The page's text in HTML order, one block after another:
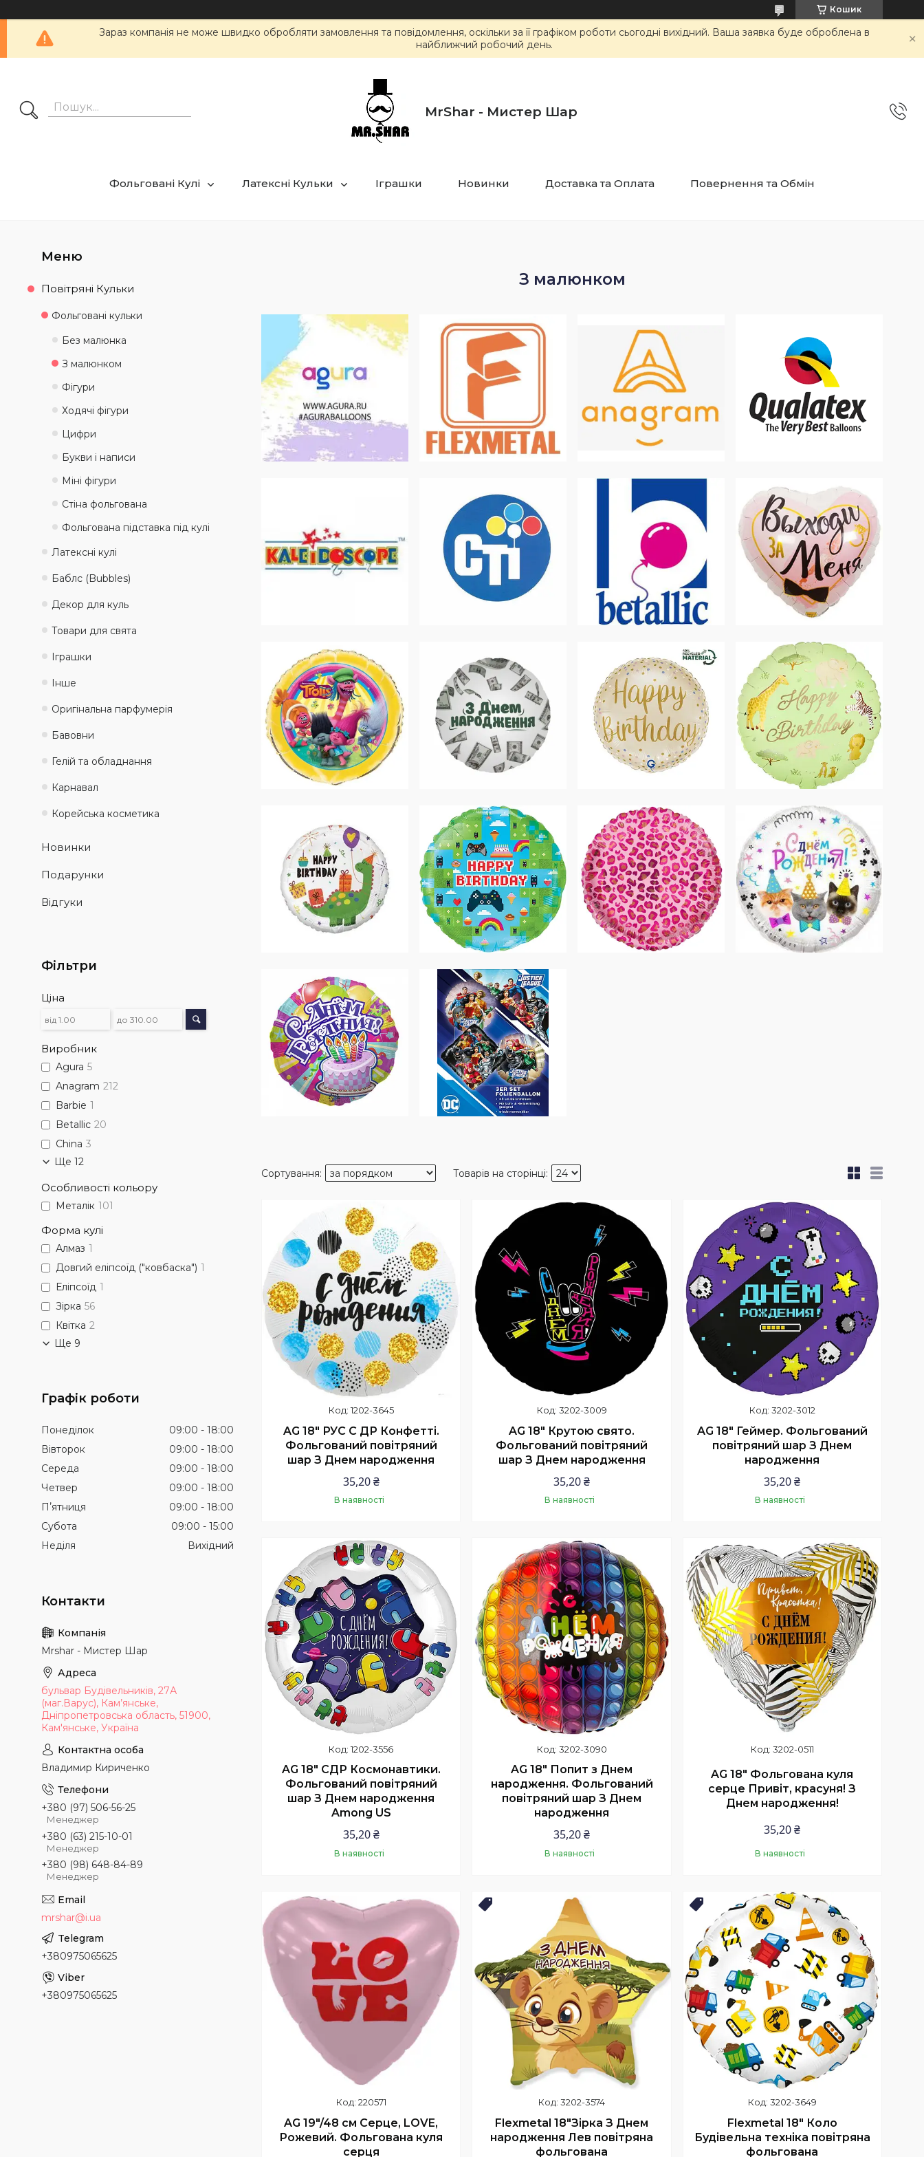
Кошик
Зараз компанія не може швидко обробляти замовлення та повідомлення, оскільки за її графіком роботи сьогодні вихідний. Ваша заявка буде оброблена в
найближчий робочий день.
MrShar - Мистер Шар
Фольговані Кулі Латексні Кульки Іграшки Новинки Доставка та Оплата Повернення та Обмін
З малюнком
1202-3645
AG 18" РУС С ДР Конфетті.
Фольгований повітряний
шар З Днем народження
35,20 ₴
В наявності
Купити
3202-3009
AG 18" Крутою свято.
Фольгований повітряний
шар З Днем народження
35,20 ₴
В наявності
Купити
3202-3012
AG 18" Геймер. Фольгований
повітряний шар З Днем
народження
35,20 ₴
В наявності
1202-3556
AG 18" СДР Космонавтики.
Фольгований повітряний
шар З Днем народження
Among US
35,20 ₴
В наявності
3202-3090
AG 18" Попит з Днем
народження. Фольгований
повітряний шар З Днем
народження
35,20 ₴
В наявності
Купити
3202-0511
AG 18" Фольгована куля
серце Привіт, красуня! З
Днем народження!
35,20 ₴
В наявності
Купити
220571
AG 19"/48 см Серце, LOVE,
Рожевий. Фольгована куля
серця
3202-3574
Flexmetal 18"Зірка З Днем
народження Лев повітряна
фольгована
Новинка
3202-3649
Flexmetal 18" Коло
Будівельна техніка повітряна
фольгована
Повітряні Кульки
Фольговані кульки
Без малюнка
З малюнком
Фігури
Ходячі фігури
Цифри
Букви і написи
Міні фігури
Стіна фольгована
Фольгована підставка під кулі
Латексні кулі
Баблс (Bubbles)
Декор для куль
Товари для свята
Іграшки
Інше
Оригінальна парфумерія
Бавовни
Гелій та обладнання
Карнавал
Корейська косметика
Новинки
Подарунки
Відгуки
Фільтри
Ціна
Виробник
Agura 5
Anagram 212
Barbie 1
Betallic 20
China 3
Ще 12
Особливості кольору
Металік 101
Форма кулі
Алмаз 1
Довгий еліпсоїд ("ковбаска") 1
Еліпсоїд 1
Зірка 56
Квітка 2
Ще 9
Графік роботи
Понеділок 09:00
18:00
Вівторок
09:00
18:00
Середа
09:00
18:00
Четвер
09:00
18:00
Пʼятниця
09:00
18:00
Субота
09:00
15:00
Неділя
Вихідний
Mrshar - Мистер Шар
бульвар Будівельників, 27А
(маг.Варус), Кам’янське,
Дніпропетровська область, 51900,
Кам'янське, Україна
Владимир Кириченко
+380 (97) 506-56-25
Менеджер
+380 (63) 215-10-01
Менеджер
+380 (98) 648-84-89
Менеджер
mrshar@i.ua
+380975065625
+380975065625